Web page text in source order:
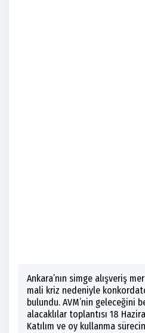
Ankara’nın simge alışveriş
mali kriz nedeniyle
bulundu. AVM’nin geleceğini
alacaklılar toplantısı 18
Katılım ve oy kullanma